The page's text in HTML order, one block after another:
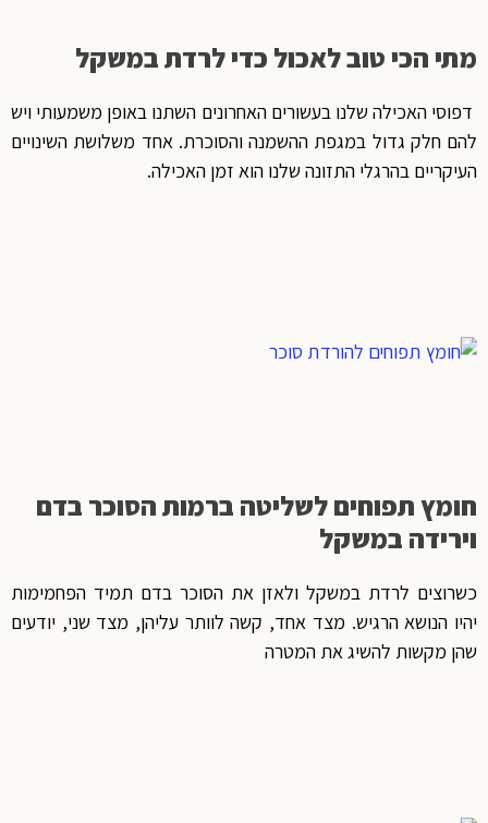
מתי הכי טוב לאכול כדי לרדת במשקל
דפוסי האכילה שלנו בעשורים האחרונים השתנו באופן משמעותי ויש
להם חלק גדול במגפת ההשמנה והסוכרת. אחד משלושת השינויים
העיקריים בהרגלי התזונה שלנו הוא זמן האכילה.
חומץ תפוחים לשליטה ברמות הסוכר בדם
וירידה במשקל
כשרוצים לרדת במשקל ולאזן את הסוכר בדם תמיד הפחמימות
יהיו הנושא הרגיש. מצד אחד, קשה לוותר עליהן, מצד שני, יודעים
שהן מקשות להשיג את המטרה